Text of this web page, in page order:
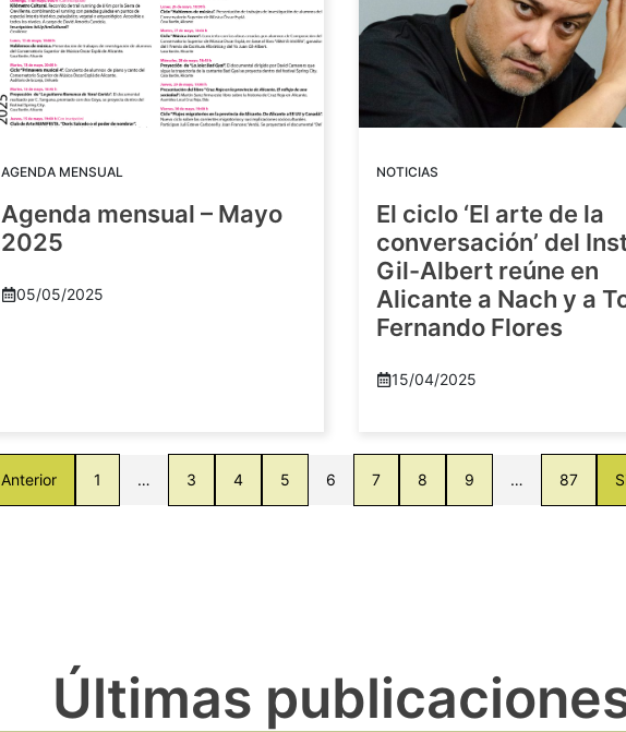
AGENDA MENSUAL
Agenda mensual – Mayo
2025
05/05/2025
NOTICIAS
El ciclo ‘El arte de la
conversación’ del
Gil-Albert reúne en
Alicante a Nach y a
Fernando Flores
15/04/2025
Anterior 1 … 3 4 5 6 7 8 9 … 87
Últimas